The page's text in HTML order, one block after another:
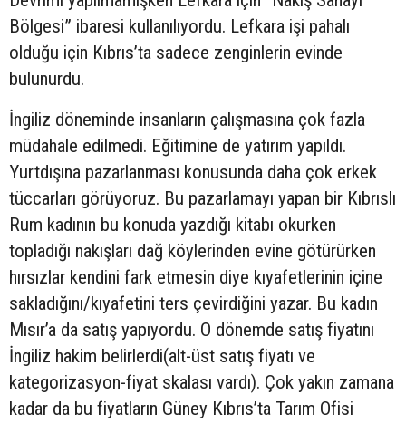
Bölgesi” ibaresi kullanılıyordu. Lefkara işi pahalı
olduğu için Kıbrıs’ta sadece zenginlerin evinde
bulunurdu.
İngiliz döneminde insanların çalışmasına çok fazla
müdahale edilmedi. Eğitimine de yatırım yapıldı.
Yurtdışına pazarlanması konusunda daha çok erkek
tüccarları görüyoruz. Bu pazarlamayı yapan bir Kıbrıslı
Rum kadının bu konuda yazdığı kitabı okurken
topladığı nakışları dağ köylerinden evine götürürken
hırsızlar kendini fark etmesin diye kıyafetlerinin içine
sakladığını/kıyafetini ters çevirdiğini yazar. Bu kadın
Mısır’a da satış yapıyordu. O dönemde satış fiyatını
İngiliz hakim belirlerdi(alt-üst satış fiyatı ve
kategorizasyon-fiyat skalası vardı). Çok yakın zamana
kadar da bu fiyatların Güney Kıbrıs’ta Tarım Ofisi